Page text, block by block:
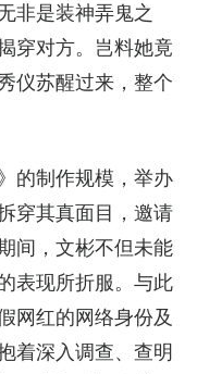
非是装神弄鬼之
穿对方。岂料她竟
仪苏醒过来，整个
的制作规模，举办
穿其真面目，邀请
间，文彬不但未能
表现所折服。与此
网红的网络身份及
着深入调查、查明